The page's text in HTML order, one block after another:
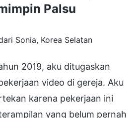
Palsu
Sonia, Korea Selatan
2019, aku ditugaskan
video di gereja. Aku
karena pekerjaan ini
yang belum pernah